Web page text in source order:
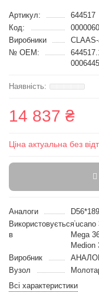
Артикул:
644517
Код:
Виробники
№ OEM:
14 837 ₴
Ціна актуальна без
Аналоги
Використовується
в
Tucano
Mega
Medion
Виробник
Вузол
Всі характеристики